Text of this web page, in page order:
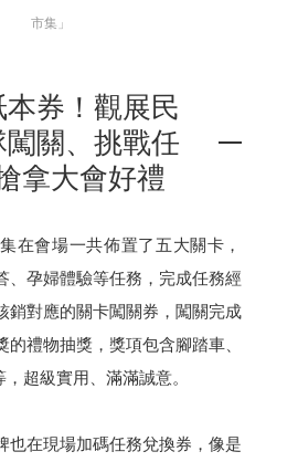
市集」
券！觀展民
闖關、挑戰任
拿大會好禮
在會場一共佈置了五大關卡，
、孕婦體驗等任務，完成任務經
銷對應的關卡闖關券，闖關完成
禮物抽獎，獎項包含腳踏車、
超級實用、滿滿誠意。
也在現場加碼任務兌換券，像是